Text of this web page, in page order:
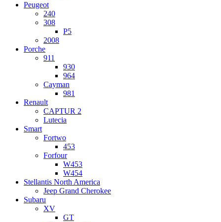
Peugeot
240
308
P5
2008
Porche
911
930
964
Cayman
981
Renault
CAPTUR 2
Lutecia
Smart
Fortwo
453
Forfour
W453
W454
Stellantis North America
Jeep Grand Cherokee
Subaru
XV
GT